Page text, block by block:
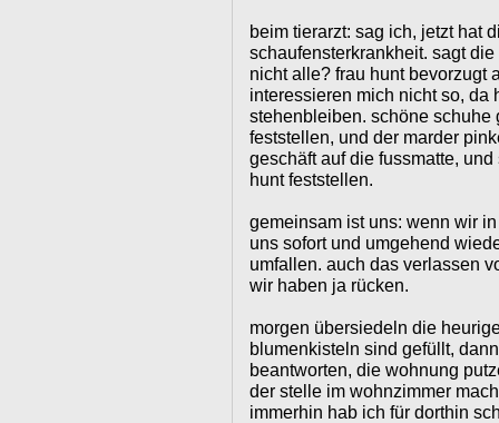
beim tierarzt: sag ich, jetzt hat
schaufensterkrankheit. sagt
nicht alle? frau hunt bevorzugt
interessieren mich nicht so, da
stehenbleiben. schöne
feststellen, und der marder
geschäft auf die fussmatte,
hunt feststellen.
gemeinsam ist uns: wenn wir
uns sofort und umgehend
umfallen. auch das verlassen
wir haben ja rücken.
morgen übersiedeln die
blumenkisteln sind gefüllt,
beantworten, die wohnung
der stelle im wohnzimmer
immerhin hab ich für dorthin